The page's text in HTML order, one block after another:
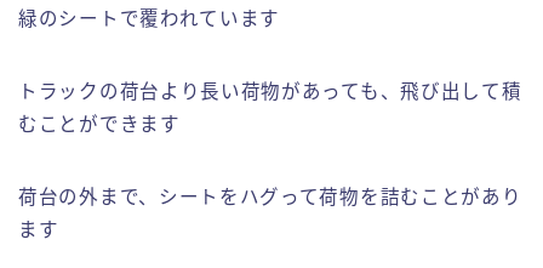
緑のシートで覆われています
トラックの荷台より長い荷物があっても、飛び出して積
むことができます
荷台の外まで、シートをハグって荷物を詰むことがあり
ます